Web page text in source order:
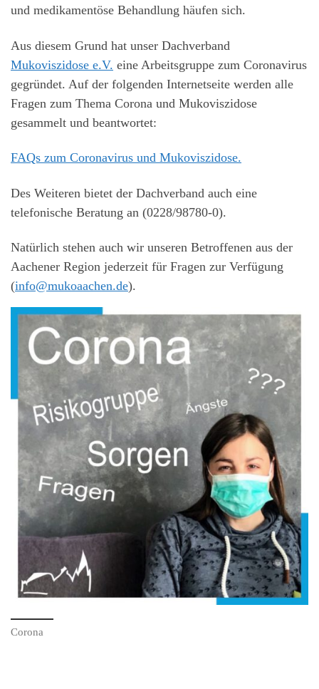
und medikamentöse Behandlung häufen sich.
Aus diesem Grund hat unser Dachverband
Mukoviszidose e.V. eine Arbeitsgruppe zum Coronavirus
gegründet. Auf der folgenden Internetseite werden alle
Fragen zum Thema Corona und Mukoviszidose
gesammelt und beantwortet:
FAQs zum Coronavirus und Mukoviszidose.
Des Weiteren bietet der Dachverband auch eine
telefonische Beratung an (0228/98780-0).
Natürlich stehen auch wir unseren Betroffenen aus der
Aachener Region jederzeit für Fragen zur Verfügung
(info@mukoaachen.de).
Corona